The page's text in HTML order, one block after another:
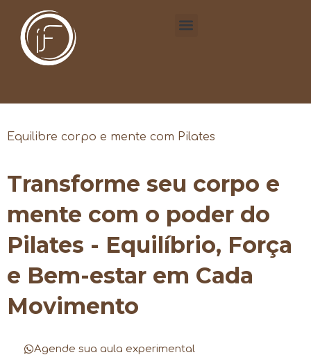
Equilibre corpo e mente com Pilates
Transforme seu corpo e
mente com o poder do
Pilates - Equilíbrio, Força
e Bem-estar em Cada
Movimento
Agende sua aula experimental